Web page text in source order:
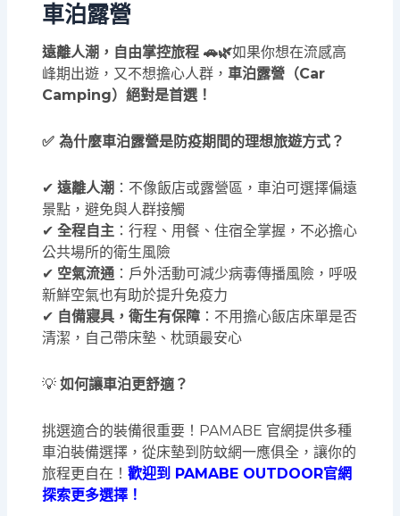
車泊露營
遠離人潮，自由掌控旅程 🚗🌿如果你想在流感高
峰期出遊，又不想擔心人群，車泊露營（Car
Camping）絕對是首選！
✅ 為什麼車泊露營是防疫期間的理想旅遊方式？
✔遠離人潮 ：不像飯店或露營區，車泊可選擇偏遠
景點，避免與人群接觸
✔全程自主 ：行程、用餐、住宿全掌握，不必擔心
公共場所的衛生風險
✔ 空氣流通 ：戶外活動可減少病毒傳播風險，呼吸
新鮮空氣也有助於提升免疫力
✔ 自備寢具，衛生有保障 ：不用擔心飯店床單是否
清潔，自己帶床墊、枕頭最安心
💡如何讓車泊更舒適？
挑選適合的裝備很重要！PAMABE 官網提供多種
車泊裝備選擇，從床墊到防蚊網一應俱全，讓你的
旅程更自在！歡迎到 PAMABE OUTDOOR官網
探索更多選擇！